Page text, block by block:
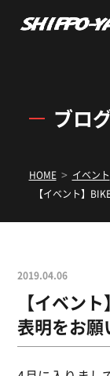
ブロ
HOME > イベント
【イベント】
2019.04.06
【イベン
表明をお願